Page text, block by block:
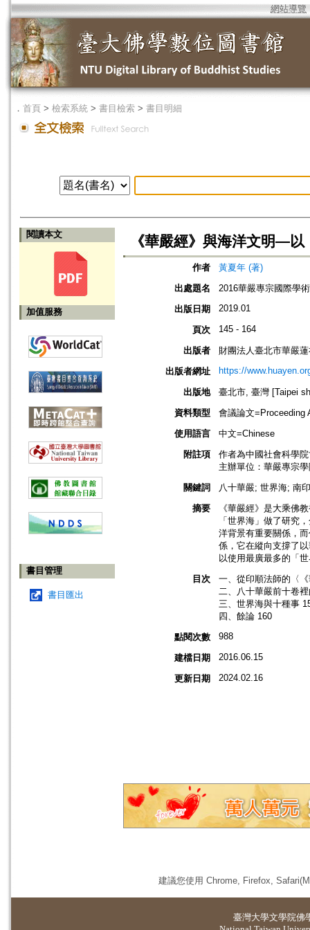
網站導覽
． 首頁 > 檢索系統 > 書目檢索 > 書目明細
閱讀本文
加值服務
書目管理
書目匯出
《華嚴經》與海洋文明—
作者
黃夏年 (著)
出處題名
2016華嚴專宗國際學
出版日期
2019.01
頁次 145 - 164
出版者
財團法人臺北市華嚴
出版者網址
https://
出版地
臺北市, 臺灣 [Taipei
資料類型
會議論文=Proceeding
使用語言
中文=Chinese
附註項
作者為中國社會科學
主辦單位：華嚴專宗
關鍵詞
八十華嚴; 世界海; 南
摘要
《華嚴經》是大乘佛
「世界海」做了研究
洋背景有重要關係，
係，它在縱向支撐了
以使用最廣最多的「
目次
一、從印順法師的〈
二、八十華嚴前十卷
三、世界海與十種事
四、餘論 160
點閱次數
988
建檔日期 2016.06.15
更新日期 2024.02.16
建議您使用 Chrome, Firefox,
臺灣大學文學院佛